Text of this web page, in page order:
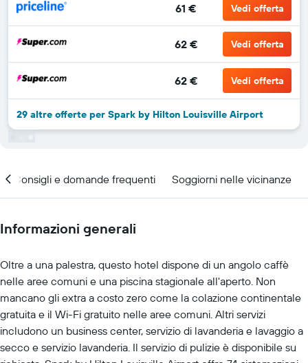
61 € Vedi offerta
62 € Vedi offerta
62 € Vedi offerta
29 altre offerte per Spark by Hilton Louisville Airport
Consigli e domande frequenti Soggiorni nelle vicinanze
Informazioni generali
Oltre a una palestra, questo hotel dispone di un angolo caffè
nelle aree comuni e una piscina stagionale all'aperto. Non
mancano gli extra a costo zero come la colazione continentale
gratuita e il Wi-Fi gratuito nelle aree comuni. Altri servizi
includono un business center, servizio di lavanderia e lavaggio a
secco e servizio lavanderia. Il servizio di pulizie è disponibile su